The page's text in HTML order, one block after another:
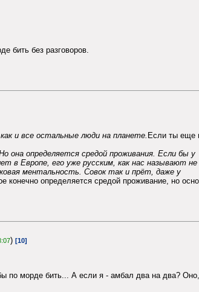
бить без разговоров.
и все остальные люди на планете. Если ты еще
она определяется средой проживания. Если бы у
в Европе, его уже русским, как нас называют не
ментальность. Совок так и прёт, даже у
конечно определяется средой проживание, но
) [10]
по морде бить... А если я - амбал два на два? Оно,